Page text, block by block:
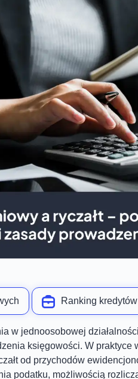
Ranking
w jednoosobowej
księgowości. W
od przychodów
podatku, możliwością